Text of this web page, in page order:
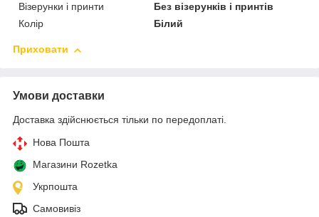
Візерунки і принти
Без візерунків і принтів
Колір
Білий
Приховати
Умови доставки
Доставка здійснюється тільки по передоплаті.
Нова Пошта
Магазини Rozetka
Укрпошта
Самовивіз